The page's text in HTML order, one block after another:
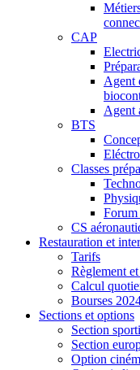
CAP
Agent
Agent
BTS
Classes
Forum
CS
Restauration et
Tarifs
Règlement
Calcul
Bourses
Sections et options
Section
Section
Option